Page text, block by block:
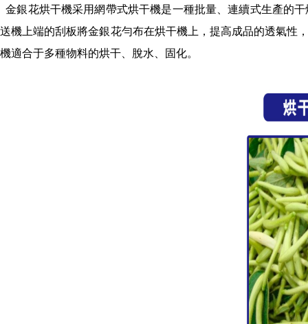
金銀花烘干機采用網帶式烘干機是一種批量、連續式生產的
送機上端的刮板將金銀花勻布在烘干機上，提高成品的透氣性
機適合于多種物料的烘干、脫水、固化。